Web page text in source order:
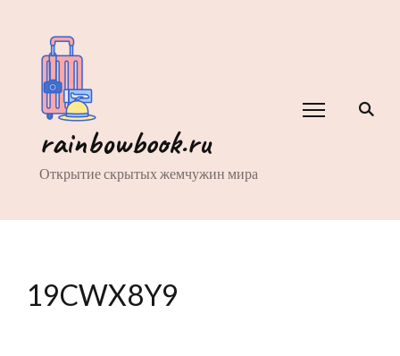
rainbowbook.ru
Открытие скрытых жемчужин мира
19CWX8Y9